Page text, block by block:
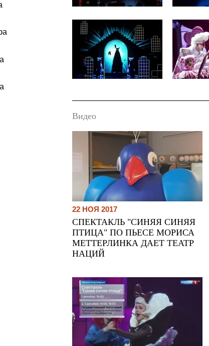
Видео
22 НОЯ 2017
СПЕКТАКЛЬ "СИНЯЯ СИНЯЯ
ПТИЦА" ПО ПЬЕСЕ МОРИСА
МЕТТЕРЛИНКА ДАЕТ ТЕАТР
НАЦИЙ